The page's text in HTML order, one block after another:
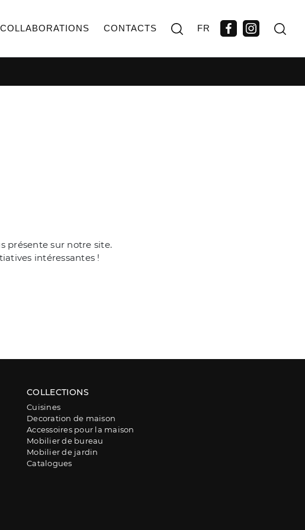
COLLABORATIONS CONTACTS FR
présente sur notre site.
intéressantes !
COLLECTIONS
Cuisines
Decoration de maison
Accessoires pour la maison
Mobilier de bureau
Mobilier de jardin
Catalogues